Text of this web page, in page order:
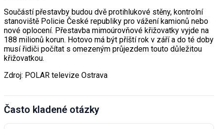
Součástí přestavby budou dvě protihlukové stěny, kontrolní
stanoviště Policie České republiky pro vážení kamionů nebo
nové oplocení. Přestavba mimoúrovňové křižovatky vyjde na
188 milionů korun. Hotovo má být příští rok v září a do té doby
musí řidiči počítat s omezeným průjezdem touto důležitou
křižovatkou.
Zdroj: POLAR televize Ostrava
Často kladené otázky